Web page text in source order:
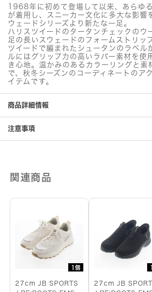
ド
VTG
HARRIS
TWEED(レ
ッ
ド)
個
1968年に初めて登場して以来、あらゆ
が着用し、スニーカー文化に多大な影響
ウェードシリーズより新たな一足。
ハリスツイードのタータンチェックのウ
足の長いスウェードのフォームストリッ
ツイードで編まれたシュータンのラベル
ルにはグリップ力の高いラバー素材を使
き心地。温かみのあるカラーリングと素
で、秋冬シーズンのコーディネートのア
イテムです。
商品詳細情報
注意事項
関連商品
1個
27cm JB SPORTS
27cm JB